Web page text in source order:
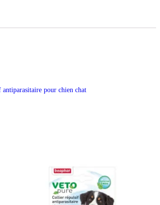
pour chien chat